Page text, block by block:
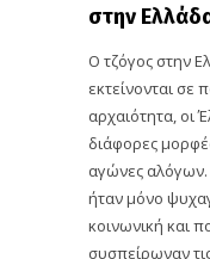
στην
Ο τζόγος στην
εκτείνονται σε
αρχαιότητα, οι
διάφορες
αγώνες αλόγων.
ήταν μόνο
κοινωνική και
συσπείρωναν